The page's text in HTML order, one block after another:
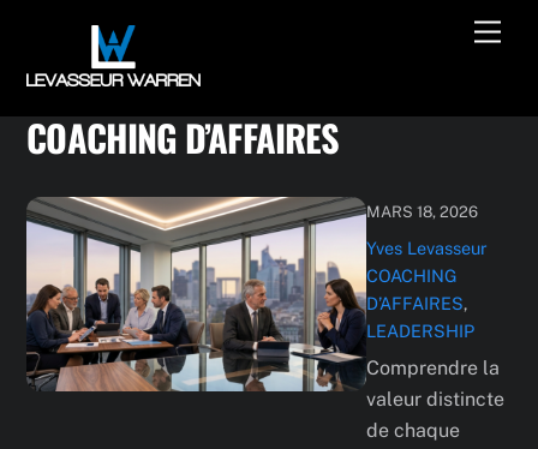
content
COACHING D’AFFAIRES
MARS 18, 2026
Yves Levasseur
COACHING
D’AFFAIRES,
LEADERSHIP
Comprendre la
valeur distincte
de chaque